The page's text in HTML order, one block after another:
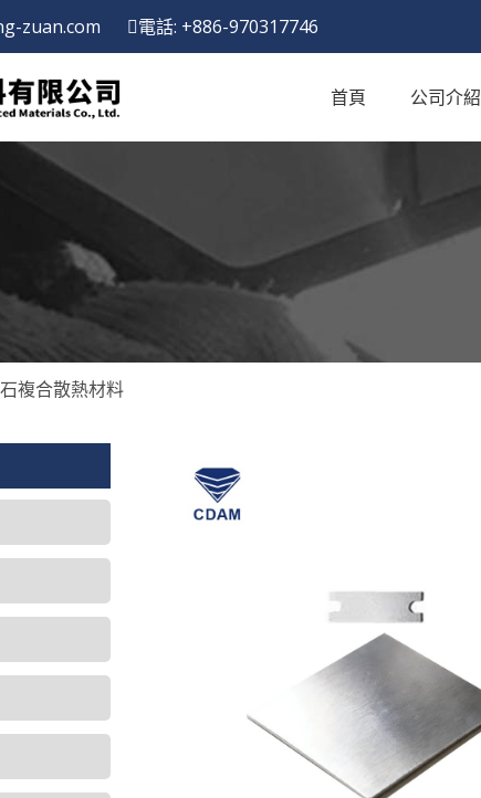
zuan.com 電話: +886-970317746
首頁 公司介紹
複合散熱材料